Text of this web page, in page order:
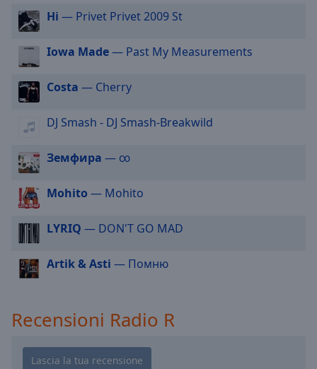
Beginning
dialog
window.
Escape
window.
Text
Color
Opacity
Background
Hi — Privet Privet 2009 St
Iowa Made— Past My Measurements
Costa — Cherry
DJ Smash - DJ Smash-Breakwild
Земфира — ∞
Mohito — Mohito
LYRIQ — DON'T GO MAD
Artik & Asti — Помню
Recensioni Radio R